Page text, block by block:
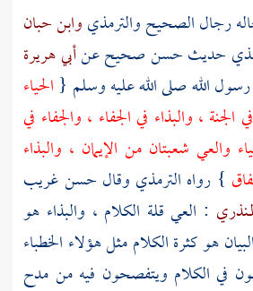
رجال الصحيحوالترمذيوابن حبان
حديث حسن صحيح عنأبي هريرة
الله صلى الله عليه وسلم { الحياء
الجنة ، والبذاء في الجفاء ، والجفاء في
والعي شعبتان من الإيمان ، والبذاء
} رواه الترمذي وقال حسن غريب
: العي قلة الكلام ، والبذاء هو
هو كثرة الكلام مثل هؤلاء الخطباء
في الكلام ويتفصحون فيه من مدح